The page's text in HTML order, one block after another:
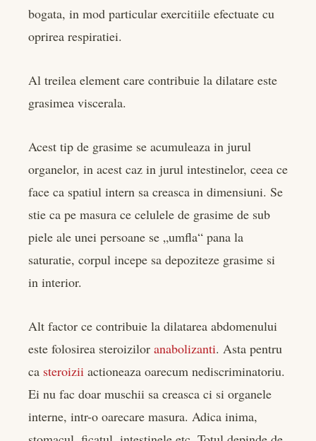
bogata, in mod particular exercitiile efectuate cu
oprirea respiratiei.
Al treilea element care contribuie la dilatare este
grasimea viscerala.
Acest tip de grasime se acumuleaza in jurul
organelor, in acest caz in jurul intestinelor, ceea ce
face ca spatiul intern sa creasca in dimensiuni. Se
stie ca pe masura ce celulele de grasime de sub
piele ale unei persoane se „umfla“ pana la
saturatie, corpul incepe sa depoziteze grasime si
in interior.
Alt factor ce contribuie la dilatarea abdomenului
este folosirea steroizilor anabolizanti. Asta pentru
ca steroizii actioneaza oarecum nediscriminatoriu.
Ei nu fac doar muschii sa creasca ci si organele
interne, intr-o oarecare masura. Adica inima,